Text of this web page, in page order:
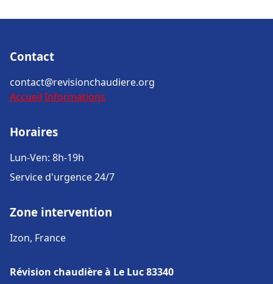
Contact
contact@revisionchaudiere.org
Accueil Informations
Horaires
Lun-Ven: 8h-19h
Service d'urgence 24/7
Zone intervention
Izon, France
Révision chaudière à Le Luc 83340